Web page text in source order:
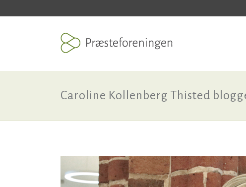
Caroline Kollenberg Thisted